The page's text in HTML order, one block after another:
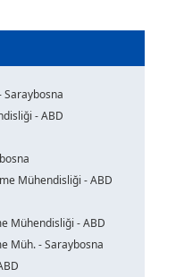
- ABD
Mühendisliği - ABD
Mühendisliği - ABD
Müh. - Saraybosna